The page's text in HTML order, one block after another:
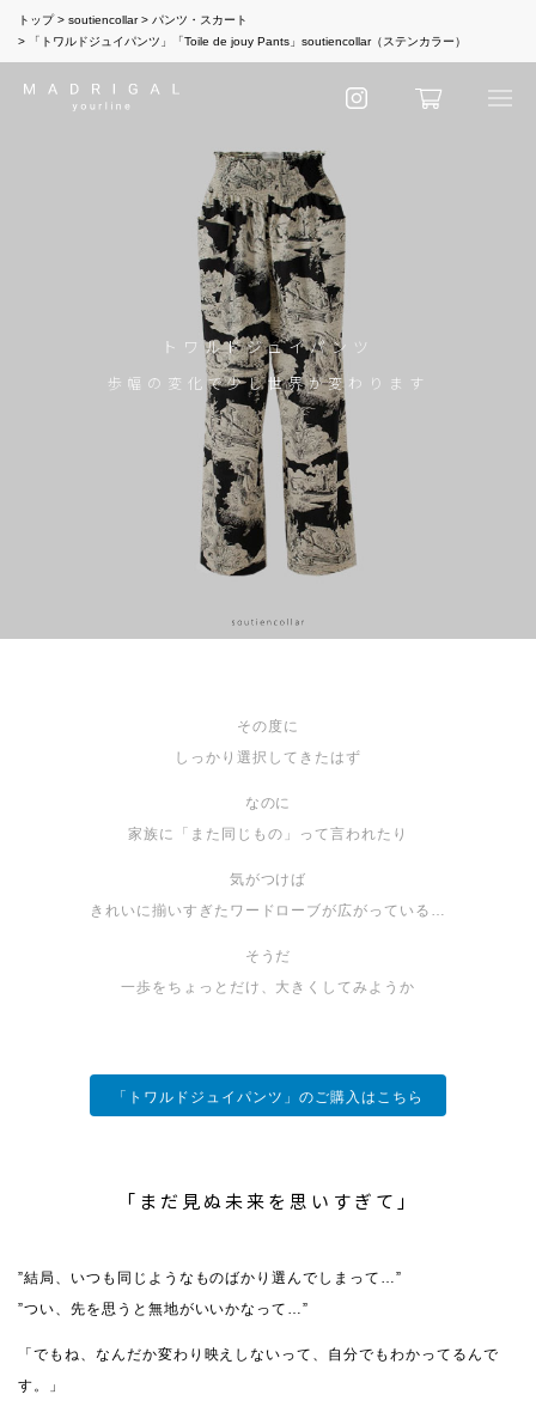
トップ soutiencollar
パンツ・スカート
「トワルドジュイパンツ」「Toile de jouy Pants」soutiencollar（ステンカラー）
トワルドジュイパンツ
歩幅の変化で少し世界が変わります
その度に
しっかり選択してきたはず
なのに
家族に「また同じもの」って言われたり
気がつけば
きれいに揃いすぎたワードローブが広がっている…
そうだ
一歩をちょっとだけ、大きくしてみようか
「トワルドジュイパンツ」のご購入はこちら
「まだ見ぬ未来を思いすぎて」
”結局、いつも同じようなものばかり選んでしまって…”
”つい、先を思うと無地がいいかなって…”
「でもね、なんだか変わり映えしないって、自分でもわかってるんで
す。」